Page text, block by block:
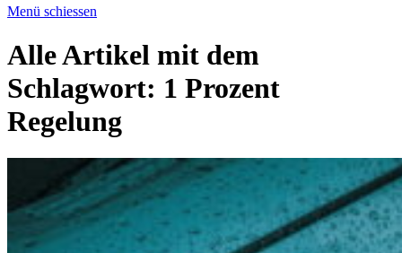
Menü schiessen
Alle Artikel mit dem
Schlagwort: 1 Prozent
Regelung